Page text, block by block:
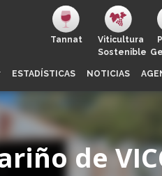
Tannat
Viticultura
Sostenible
ESTADÍSTICAS NOTICIAS
de